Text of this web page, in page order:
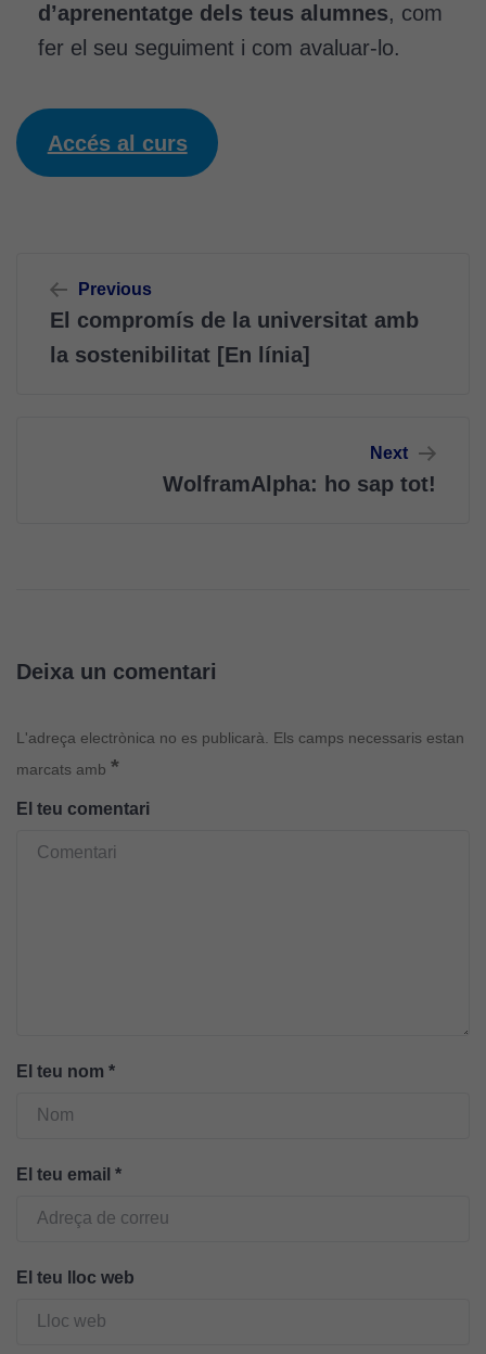
d’aprenentatge dels teus alumnes, com
fer el seu seguiment i com avaluar-lo.
Accés al curs
d'entrades
Previous
El compromís de la universitat amb
la sostenibilitat [En línia]
Next
WolframAlpha: ho sap tot!
Deixa un comentari
L'adreça electrònica no es publicarà.
Els camps necessaris estan
marcats amb *
El teu comentari
El teu nom *
El teu email *
El teu lloc web